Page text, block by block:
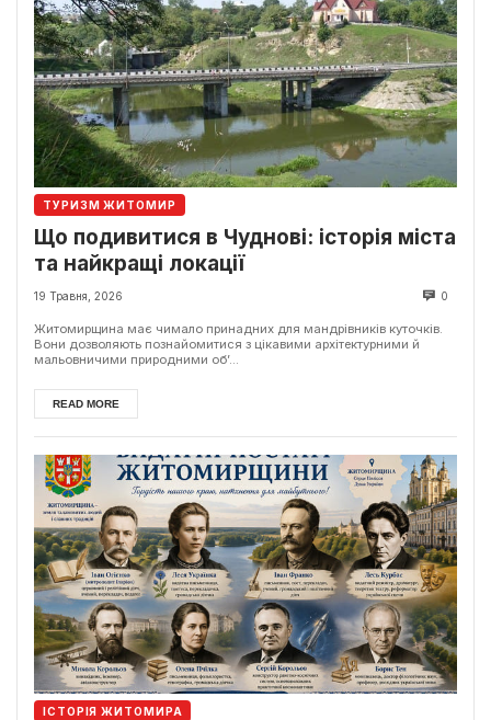
ТУРИЗМ ЖИТОМИР
Що подивитися в Чуднові: історія міста
та найкращі локації
19 Травня, 2026 0
Житомирщина має чимало принадних для мандрівників куточків.
Вони дозволяють познайомитися з цікавими архітектурними й
мальовничими природними об’...
READ MORE
ІСТОРІЯ ЖИТОМИРА